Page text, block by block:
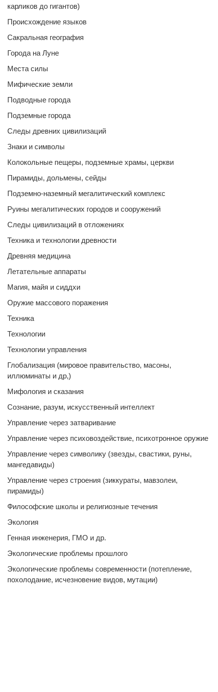
карликов до гигантов)
Происхождение языков
Сакральная география
Города на Луне
Места силы
Мифические земли
Подводные города
Подземные города
Следы древних цивилизаций
Знаки и символы
Колокольные пещеры, подземные храмы, церкви
Пирамиды, дольмены, сейды
Подземно-наземный мегалитический комплекс
Руины мегалитических городов и сооружений
Следы цивилизаций в отложениях
Техника и технологии древности
Древняя медицина
Летательные аппараты
Магия, майя и сиддхи
Оружие массового поражения
Техника
Технологии
Технологии управления
Глобализация (мировое правительство, масоны,
иллюминаты и др,)
Мифология и сказания
Сознание, разум, искусственный интеллект
Управление через затваривание
Управление через психовоздействие, психотронное оружие
Управление через символику (звезды, свастики, руны,
мангедавиды)
Управление через строения (зиккураты, мавзолеи,
пирамиды)
Философские школы и религиозные течения
Экология
Генная инженерия, ГМО и др.
Экологические проблемы прошлого
Экологические проблемы современности (потепление,
похолодание, исчезновение видов, мутации)